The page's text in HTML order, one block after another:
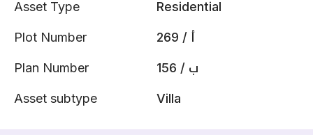
Asset Type Residential
Plot Number 269 / أ
Plan Number 156 / ب
Asset subtype Villa